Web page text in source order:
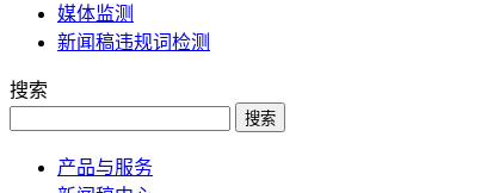
媒体监测
新闻稿违规词检测
搜索
搜索
产品与服务